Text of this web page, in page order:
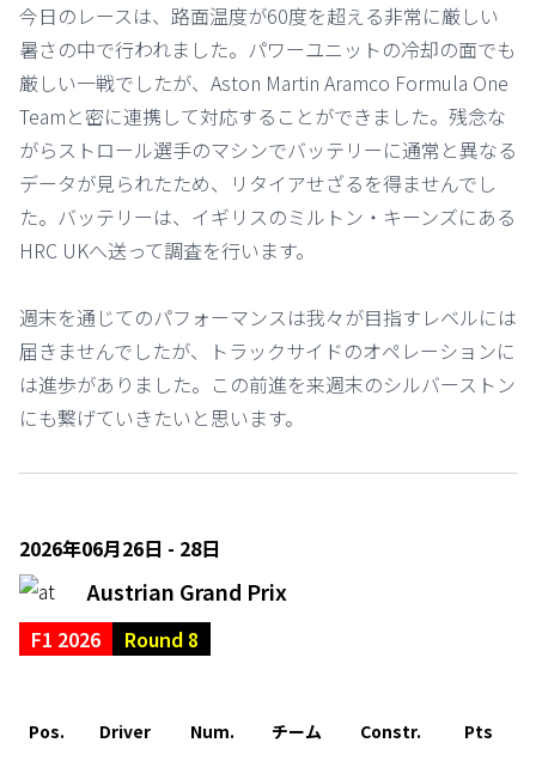
今日のレースは、路面温度が60度を超える非常に厳しい
暑さの中で行われました。パワーユニットの冷却の面でも
厳しい一戦でしたが、Aston Martin Aramco Formula One
Teamと密に連携して対応することができました。残念な
がらストロール選手のマシンでバッテリーに通常と異なる
データが見られたため、リタイアせざるを得ませんでし
た。バッテリーは、イギリスのミルトン・キーンズにある
HRC UKへ送って調査を行います。
週末を通じてのパフォーマンスは我々が目指すレベルには
届きませんでしたが、トラックサイドのオペレーションに
は進歩がありました。この前進を来週末のシルバーストン
にも繋げていきたいと思います。
2026年06月26日 - 28日
Austrian Grand Prix
F1 2026 Round 8
Pos. Driver Num. チーム Constr. Pts